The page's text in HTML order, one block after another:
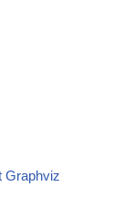
Graphviz